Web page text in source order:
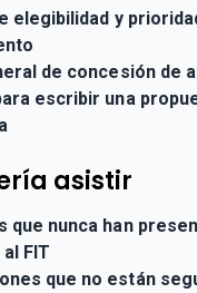
elegibilidad y
de concesión de
escribir una
asistir
que nunca han
FIT
que no están